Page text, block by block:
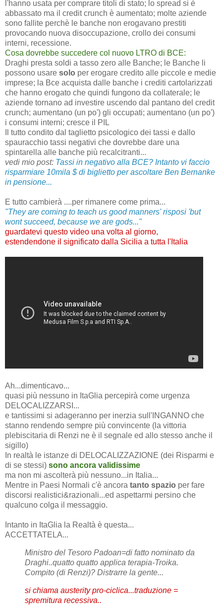
l'hanno usata per comprare titoli di stato; lo spread si è
abbassato ma il credit crunch è aumentato; molte aziende
sono fallite perchè le banche non erogavano prestiti
provocando nuova disoccupazione, crollo dei consumi
interni, recessione.
Cosa dovrebbe succedere col nuovo LTRO di BCE:
Draghi presta soldi a tasso zero alle Banche; le Banche li
possono usare solo per erogare credito alle piccole e medie
imprese; la Bce acquista dalle banche i crediti cartolarizzati
che hanno erogato che quindi fungono da collaterale; le
aziende tornano ad investire uscendo dal pantano del credit
crunch; aumentano (un po') gli occupati; aumentano (un po')
i consumi interni; cresce il PIL
Il tutto condito dal taglietto psicologico dei tassi e dallo
spauracchio tassi negativi che dovrebbe dare una
spintarella alle banche più recalcitranti...
vedi mio post: Tassi in negativo alla BCE? Intanto vi faccio
risparmiare 10mila $ di biglietto per ascoltare Ben Bernanke
in pensione...
E tutto cambierà ....per rimanere come prima...
"They are coming to teach us good manners' risposi 'but
wont succeed, because we are gods..."
guardatevi questo video una volta al giorno,
estendendone il significato dalla Sicilia a tutta l'Italia
Ah...dimenticavo...
quasi più nessuno in ItaGlia percepirà come urgenza
DELOCALIZZARSI...
e tantissimi si adageranno per inerzia sull'INGANNO che
stanno rendendo sempre più convincente (la vittoria
plebiscitaria di Renzi ne è il segnale ed allo stesso anche il
sigillo)
In realtà le istanze di DELOCALIZZAZIONE (dei Risparmi e
di se stessi) sono ancora validissime
ma non mi ascolterà più nessuno...in Italia...
Mentre in Paesi Normali c'è ancora tanto spazio per fare
discorsi realistici&razionali...ed aspettarmi persino che
qualcuno colga il messaggio.
Intanto in ItaGlia la Realtà è questa...
ACCETTATELA...
Ministro del Tesoro Padoan=di fatto nominato da
Draghi..quatto quatto applica terapia-Troika.
Compito (di Renzi)? Distrarre la gente...
si chiama austerity pro-ciclica...traduzione =
spremitura recessiva..